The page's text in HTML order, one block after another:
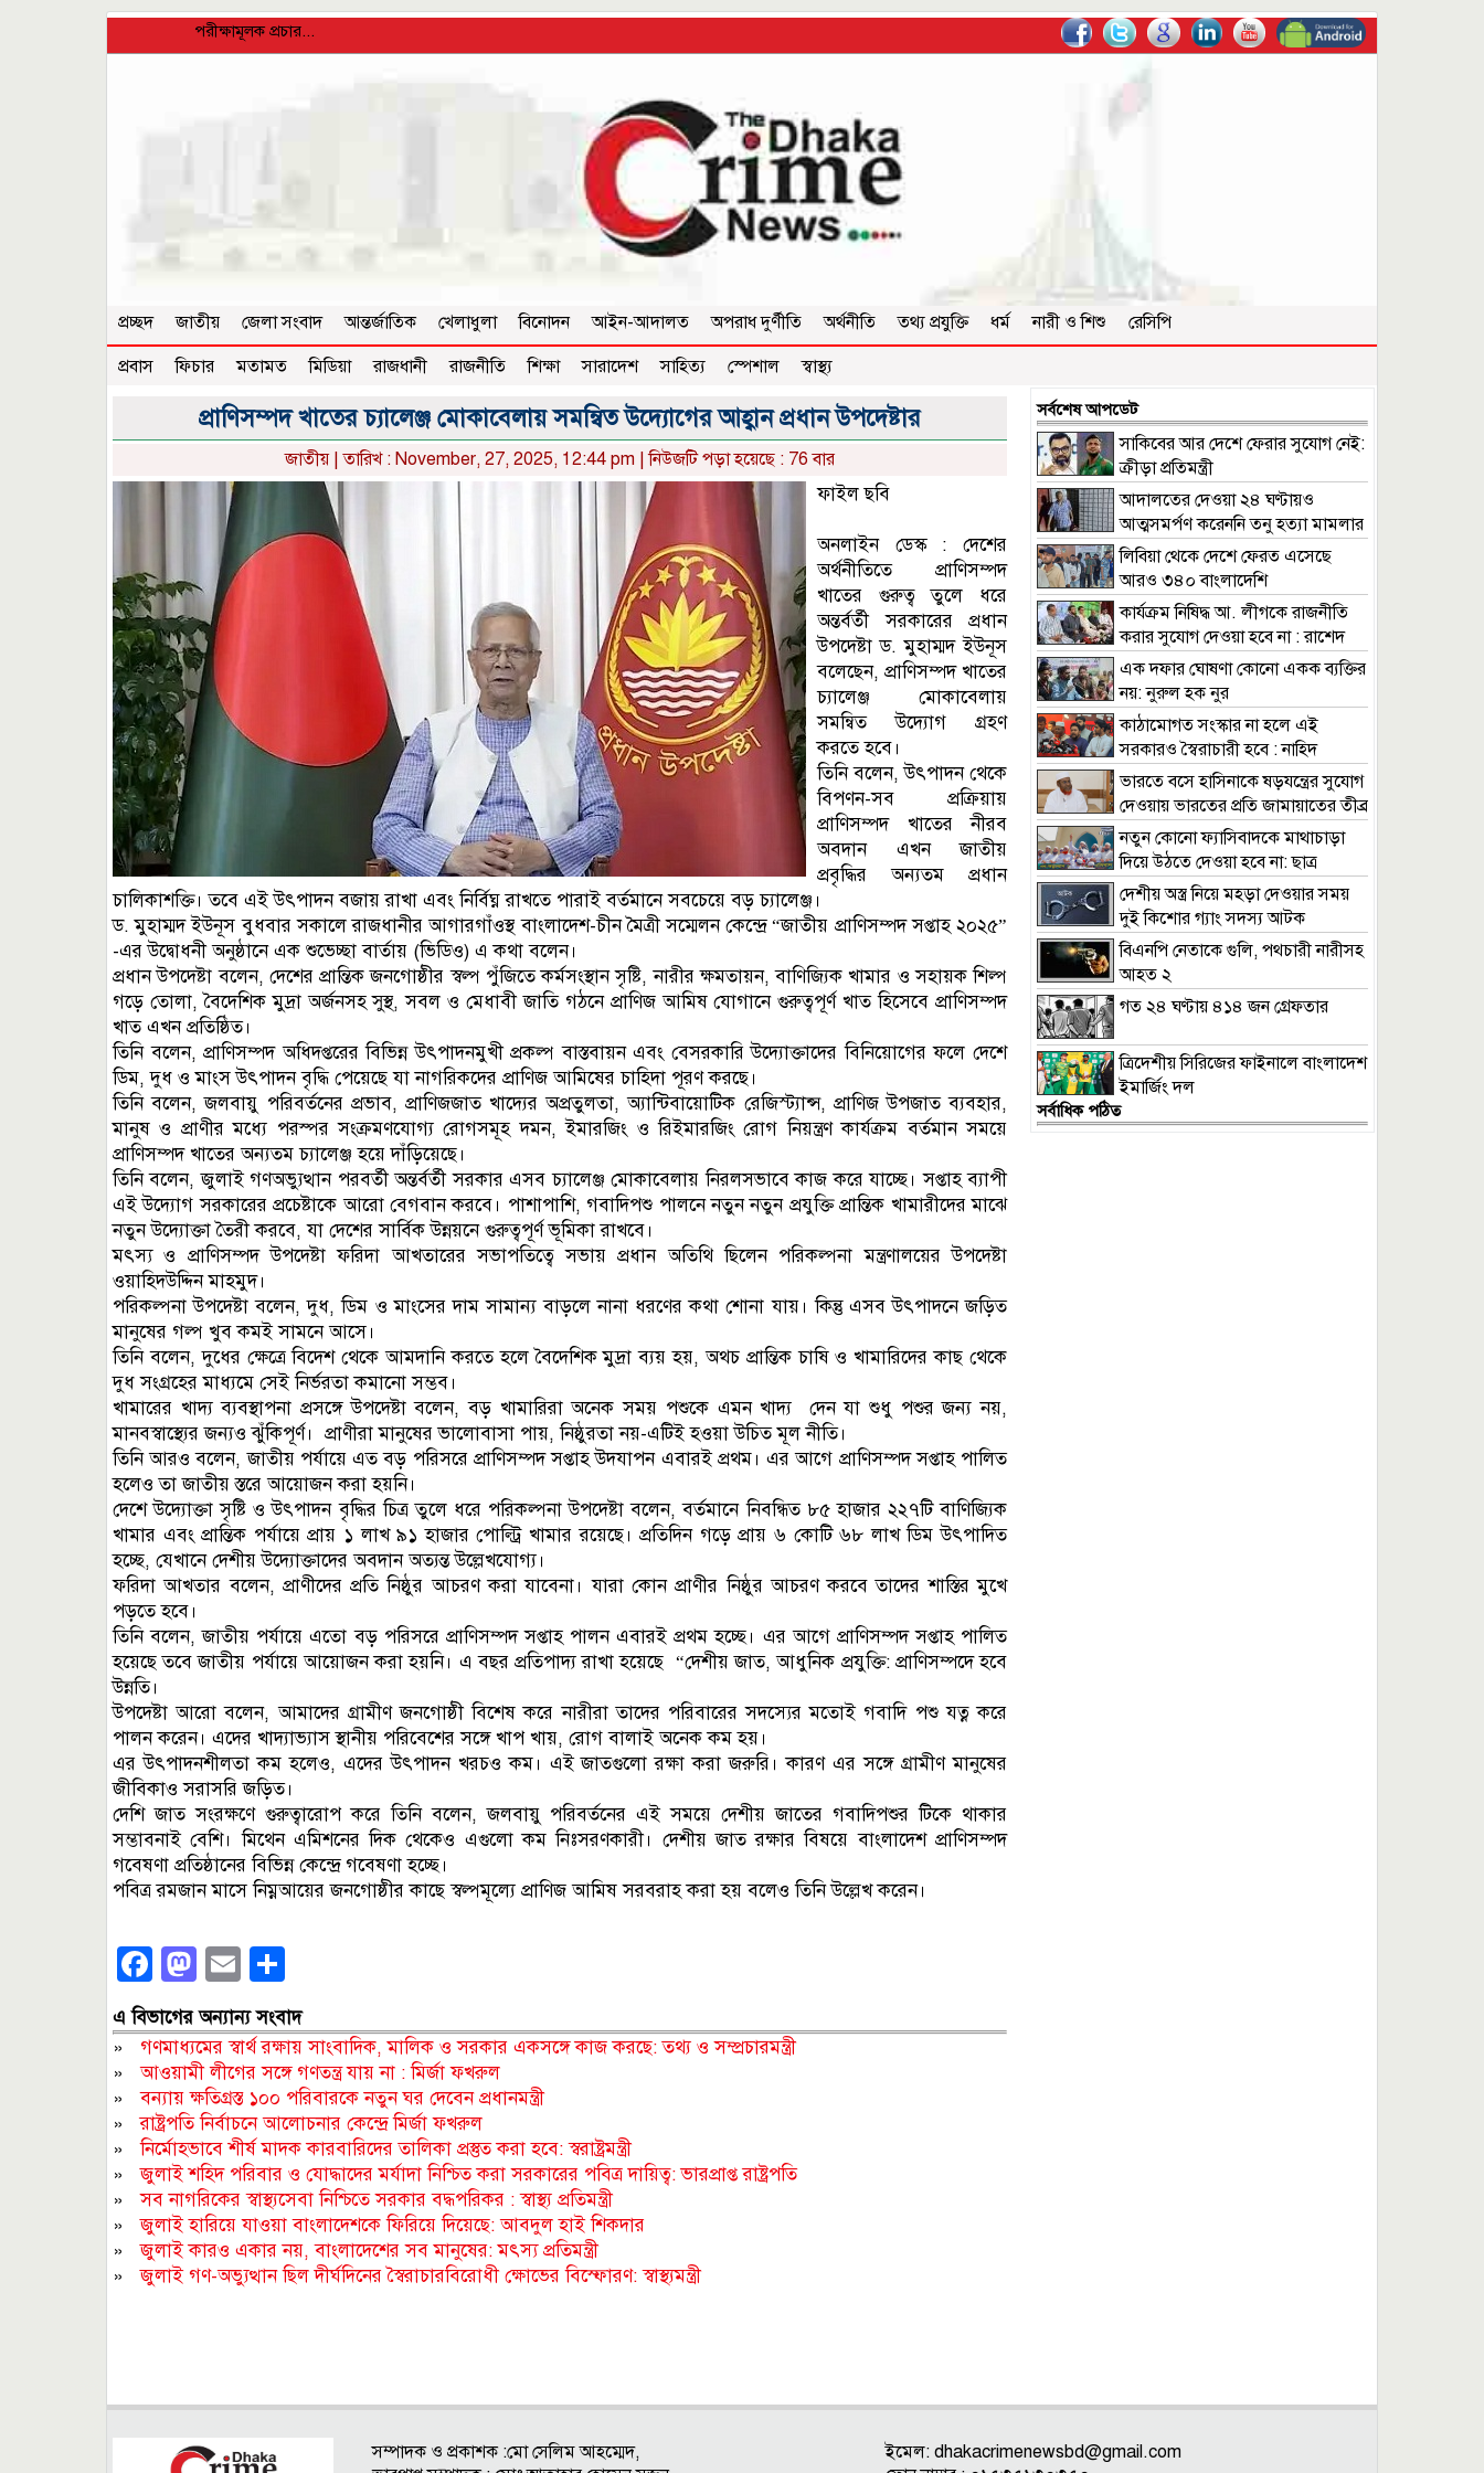
পরীক্ষামূলক প্রচার...
প্রচ্ছদ জাতীয় জেলা সংবাদ আন্তর্জাতিক খেলাধুলা বিনোদন আইন-আদালত অপরাধ দুর্ণীতি অর্থনীতি তথ্য প্রযুক্তি ধর্ম নারী ও শিশু
রেসিপি
প্রবাস
ফিচার মতামত মিডিয়া রাজধানী রাজনীতি শিক্ষা সারাদেশ সাহিত্য স্পেশাল স্বাস্থ্য
প্রাণিসম্পদ খাতের চ্যালেঞ্জ মোকাবেলায় সমন্বিত উদ্যোগের আহ্বান প্রধান উপদেষ্টার
জাতীয়| তারিখ : November, 27, 2025, 12:44 pm | নিউজটি পড়া হয়েছে : 76 বার
ফাইল ছবি
অনলাইন ডেস্ক : দেশের
অর্থনীতিতে প্রাণিসম্পদ
খাতের গুরুত্ব তুলে ধরে
অন্তর্বর্তী সরকারের প্রধান
উপদেষ্টা ড. মুহাম্মদ ইউনূস
বলেছেন, প্রাণিসম্পদ খাতের
চ্যালেঞ্জ মোকাবেলায়
সমন্বিত উদ্যোগ গ্রহণ
করতে হবে।
তিনি বলেন, উৎপাদন থেকে
বিপণন-সব প্রক্রিয়ায়
প্রাণিসম্পদ খাতের নীরব
অবদান এখন জাতীয়
প্রবৃদ্ধির অন্যতম প্রধান
চালিকাশক্তি। তবে এই উৎপাদন বজায় রাখা এবং নির্বিঘ্ন রাখতে পারাই বর্তমানে সবচেয়ে বড় চ্যালেঞ্জ।
ড. মুহাম্মদ ইউনূস বুধবার সকালে রাজধানীর আগারগাঁওস্থ বাংলাদেশ-চীন মৈত্রী সম্মেলন কেন্দ্রে “জাতীয় প্রাণিসম্পদ সপ্তাহ ২০২৫”
-এর উদ্বোধনী অনুষ্ঠানে এক শুভেচ্ছা বার্তায় (ভিডিও) এ কথা বলেন।
প্রধান উপদেষ্টা বলেন, দেশের প্রান্তিক জনগোষ্ঠীর স্বল্প পুঁজিতে কর্মসংস্থান সৃষ্টি, নারীর ক্ষমতায়ন, বাণিজ্যিক খামার ও সহায়ক শিল্প
গড়ে তোলা, বৈদেশিক মুদ্রা অর্জনসহ সুস্থ, সবল ও মেধাবী জাতি গঠনে প্রাণিজ আমিষ যোগানে গুরুত্বপূর্ণ খাত হিসেবে প্রাণিসম্পদ
খাত এখন প্রতিষ্ঠিত।
তিনি বলেন, প্রাণিসম্পদ অধিদপ্তরের বিভিন্ন উৎপাদনমুখী প্রকল্প বাস্তবায়ন এবং বেসরকারি উদ্যোক্তাদের বিনিয়োগের ফলে দেশে
ডিম, দুধ ও মাংস উৎপাদন বৃদ্ধি পেয়েছে যা নাগরিকদের প্রাণিজ আমিষের চাহিদা পূরণ করছে।
তিনি বলেন, জলবায়ু পরিবর্তনের প্রভাব, প্রাণিজজাত খাদ্যের অপ্রতুলতা, অ্যান্টিবায়োটিক রেজিস্ট্যান্স, প্রাণিজ উপজাত ব্যবহার,
মানুষ ও প্রাণীর মধ্যে পরস্পর সংক্রমণযোগ্য রোগসমূহ দমন, ইমারজিং ও রিইমারজিং রোগ নিয়ন্ত্রণ কার্যক্রম বর্তমান সময়ে
প্রাণিসম্পদ খাতের অন্যতম চ্যালেঞ্জ হয়ে দাঁড়িয়েছে।
তিনি বলেন, জুলাই গণঅভ্যুত্থান পরবর্তী অন্তর্বর্তী সরকার এসব চ্যালেঞ্জ মোকাবেলায় নিরলসভাবে কাজ করে যাচ্ছে। সপ্তাহ ব্যাপী
এই উদ্যোগ সরকারের প্রচেষ্টাকে আরো বেগবান করবে। পাশাপাশি, গবাদিপশু পালনে নতুন নতুন প্রযুক্তি প্রান্তিক খামারীদের মাঝে
নতুন উদ্যোক্তা তৈরী করবে, যা দেশের সার্বিক উন্নয়নে গুরুত্বপূর্ণ ভূমিকা রাখবে।
মৎস্য ও প্রাণিসম্পদ উপদেষ্টা ফরিদা আখতারের সভাপতিত্বে সভায় প্রধান অতিথি ছিলেন পরিকল্পনা মন্ত্রণালয়ের উপদেষ্টা
ওয়াহিদউদ্দিন মাহমুদ।
পরিকল্পনা উপদেষ্টা বলেন, দুধ, ডিম ও মাংসের দাম সামান্য বাড়লে নানা ধরণের কথা শোনা যায়। কিন্তু এসব উৎপাদনে জড়িত
মানুষের গল্প খুব কমই সামনে আসে।
তিনি বলেন, দুধের ক্ষেত্রে বিদেশ থেকে আমদানি করতে হলে বৈদেশিক মুদ্রা ব্যয় হয়, অথচ প্রান্তিক চাষি ও খামারিদের কাছ থেকে
দুধ সংগ্রহের মাধ্যমে সেই নির্ভরতা কমানো সম্ভব।
খামারের খাদ্য ব্যবস্থাপনা প্রসঙ্গে উপদেষ্টা বলেন, বড় খামারিরা অনেক সময় পশুকে এমন খাদ্য দেন যা শুধু পশুর জন্য নয়,
মানবস্বাস্থ্যের জন্যও ঝুঁকিপূর্ণ। প্রাণীরা মানুষের ভালোবাসা পায়, নিষ্ঠুরতা নয়-এটিই হওয়া উচিত মূল নীতি।
তিনি আরও বলেন, জাতীয় পর্যায়ে এত বড় পরিসরে প্রাণিসম্পদ সপ্তাহ উদযাপন এবারই প্রথম। এর আগে প্রাণিসম্পদ সপ্তাহ পালিত
হলেও তা জাতীয় স্তরে আয়োজন করা হয়নি।
দেশে উদ্যোক্তা সৃষ্টি ও উৎপাদন বৃদ্ধির চিত্র তুলে ধরে পরিকল্পনা উপদেষ্টা বলেন, বর্তমানে নিবন্ধিত ৮৫ হাজার ২২৭টি বাণিজ্যিক
খামার এবং প্রান্তিক পর্যায়ে প্রায় ১ লাখ ৯১ হাজার পোল্ট্রি খামার রয়েছে। প্রতিদিন গড়ে প্রায় ৬ কোটি ৬৮ লাখ ডিম উৎপাদিত
হচ্ছে, যেখানে দেশীয় উদ্যোক্তাদের অবদান অত্যন্ত উল্লেখযোগ্য।
ফরিদা আখতার বলেন, প্রাণীদের প্রতি নিষ্ঠুর আচরণ করা যাবেনা। যারা কোন প্রাণীর নিষ্ঠুর আচরণ করবে তাদের শাস্তির মুখে
পড়তে হবে।
তিনি বলেন, জাতীয় পর্যায়ে এতো বড় পরিসরে প্রাণিসম্পদ সপ্তাহ পালন এবারই প্রথম হচ্ছে। এর আগে প্রাণিসম্পদ সপ্তাহ পালিত
হয়েছে তবে জাতীয় পর্যায়ে আয়োজন করা হয়নি। এ বছর প্রতিপাদ্য রাখা হয়েছে “দেশীয় জাত, আধুনিক প্রযুক্তি: প্রাণিসম্পদে হবে
উন্নতি।
উপদেষ্টা আরো বলেন, আমাদের গ্রামীণ জনগোষ্ঠী বিশেষ করে নারীরা তাদের পরিবারের সদস্যের মতোই গবাদি পশু যত্ন করে
পালন করেন। এদের খাদ্যাভ্যাস স্থানীয় পরিবেশের সঙ্গে খাপ খায়, রোগ বালাই অনেক কম হয়।
এর উৎপাদনশীলতা কম হলেও, এদের উৎপাদন খরচও কম। এই জাতগুলো রক্ষা করা জরুরি। কারণ এর সঙ্গে গ্রামীণ মানুষের
জীবিকাও সরাসরি জড়িত।
দেশি জাত সংরক্ষণে গুরুত্বারোপ করে তিনি বলেন, জলবায়ু পরিবর্তনের এই সময়ে দেশীয় জাতের গবাদিপশুর টিকে থাকার
সম্ভাবনাই বেশি। মিথেন এমিশনের দিক থেকেও এগুলো কম নিঃসরণকারী। দেশীয় জাত রক্ষার বিষয়ে বাংলাদেশ প্রাণিসম্পদ
গবেষণা প্রতিষ্ঠানের বিভিন্ন কেন্দ্রে গবেষণা হচ্ছে।
পবিত্র রমজান মাসে নিম্নআয়ের জনগোষ্ঠীর কাছে স্বল্পমূল্যে প্রাণিজ আমিষ সরবরাহ করা হয় বলেও তিনি উল্লেখ করেন।
Facebook
Mastodon
Email
এ বিভাগের অন্যান্য সংবাদ
» গণমাধ্যমের স্বার্থ রক্ষায় সাংবাদিক, মালিক ও সরকার একসঙ্গে কাজ করছে: তথ্য ও সম্প্রচারমন্ত্রী
»আওয়ামী লীগের সঙ্গে গণতন্ত্র যায় না : মির্জা ফখরুল
»বন্যায় ক্ষতিগ্রস্ত ১০০ পরিবারকে নতুন ঘর দেবেন প্রধানমন্ত্রী
»রাষ্ট্রপতি নির্বাচনে আলোচনার কেন্দ্রে মির্জা ফখরুল
»নির্মোহভাবে শীর্ষ মাদক কারবারিদের তালিকা প্রস্তুত করা হবে: স্বরাষ্ট্রমন্ত্রী
»জুলাই শহিদ পরিবার ও যোদ্ধাদের মর্যাদা নিশ্চিত করা সরকারের পবিত্র দায়িত্ব: ভারপ্রাপ্ত রাষ্ট্রপতি
»সব নাগরিকের স্বাস্থ্যসেবা নিশ্চিতে সরকার বদ্ধপরিকর : স্বাস্থ্য প্রতিমন্ত্রী
»জুলাই হারিয়ে যাওয়া বাংলাদেশকে ফিরিয়ে দিয়েছে: আবদুল হাই শিকদার
»জুলাই কারও একার নয়, বাংলাদেশের সব মানুষের: মৎস্য প্রতিমন্ত্রী
»জুলাই গণ-অভ্যুত্থান ছিল দীর্ঘদিনের স্বৈরাচারবিরোধী ক্ষোভের বিস্ফোরণ: স্বাস্থ্যমন্ত্রী
সর্বশেষ আপডেট
সাকিবের আর দেশে ফেরার সুযোগ নেই:
ক্রীড়া প্রতিমন্ত্রী
আদালতের দেওয়া ২৪ ঘণ্টায়ও
আত্মসমর্পণ করেননি তনু হত্যা মামলার
আসামি হাফিজলিবিয়া থেকে দেশে ফেরত এসেছে
আরও ৩৪০ বাংলাদেশি
কার্যক্রম নিষিদ্ধ আ. লীগকে রাজনীতি
করার সুযোগ দেওয়া হবে না : রাশেদ
খাঁন
এক দফার ঘোষণা কোনো একক ব্যক্তির
নয়: নুরুল হক নুর
কাঠামোগত সংস্কার না হলে এই
সরকারও স্বৈরাচারী হবে : নাহিদ
ইসলাম
ভারতে বসে হাসিনাকে ষড়যন্ত্রের সুযোগ
দেওয়ায় ভারতের প্রতি জামায়াতের তীব্র
নিন্দা
নতুন কোনো ফ্যাসিবাদকে মাথাচাড়া
দিয়ে উঠতে দেওয়া হবে না: ছাত্র
জমিয়ত
দেশীয় অস্ত্র নিয়ে মহড়া দেওয়ার সময়
দুই কিশোর গ্যাং সদস্য আটক
বিএনপি নেতাকে গুলি, পথচারী নারীসহ
আহত ২
গত ২৪ ঘণ্টায় ৪১৪ জন গ্রেফতার
ত্রিদেশীয় সিরিজের ফাইনালে বাংলাদেশ
ইমার্জিং দল
সর্বাধিক পঠিত
সম্পাদক ও প্রকাশক :মো সেলিম আহম্মেদ,
ইমেল: dhakacrimenewsbd@gmail.com